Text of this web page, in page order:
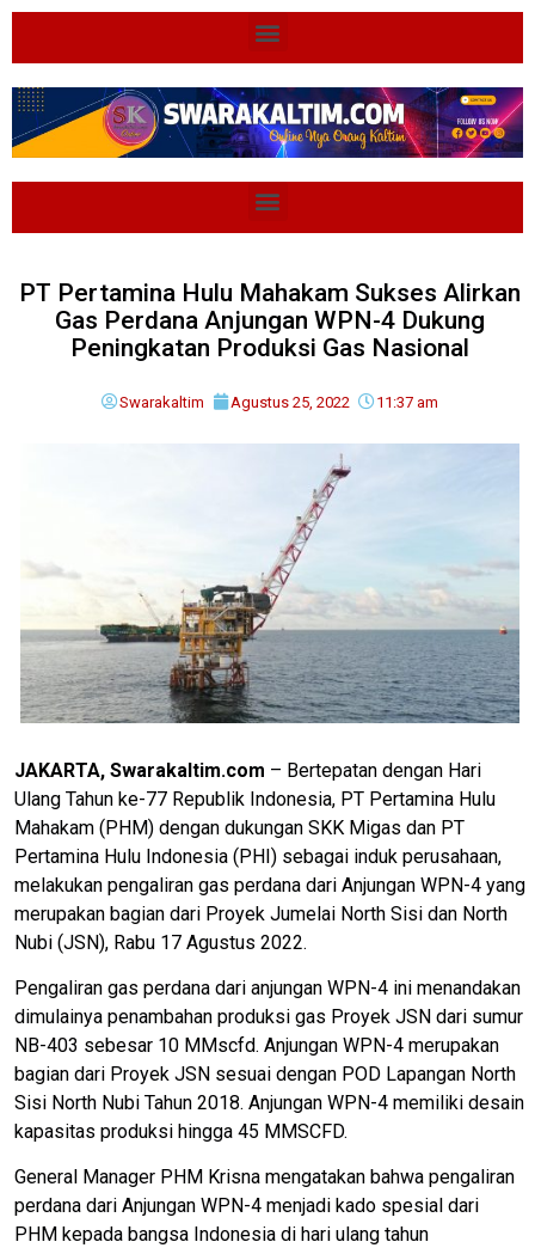
PT Pertamina Hulu Mahakam Sukses Alirkan
Gas Perdana Anjungan WPN-4 Dukung
Peningkatan Produksi Gas Nasional
Swarakaltim Agustus 25, 2022 11:37 am
JAKARTA, Swarakaltim.com – Bertepatan dengan Hari
Ulang Tahun ke-77 Republik Indonesia, PT Pertamina Hulu
Mahakam (PHM) dengan dukungan SKK Migas dan PT
Pertamina Hulu Indonesia (PHI) sebagai induk perusahaan,
melakukan pengaliran gas perdana dari Anjungan WPN-4 yang
merupakan bagian dari Proyek Jumelai North Sisi dan North
Nubi (JSN), Rabu 17 Agustus 2022.
Pengaliran gas perdana dari anjungan WPN-4 ini menandakan
dimulainya penambahan produksi gas Proyek JSN dari sumur
NB-403 sebesar 10 MMscfd. Anjungan WPN-4 merupakan
bagian dari Proyek JSN sesuai dengan POD Lapangan North
Sisi North Nubi Tahun 2018. Anjungan WPN-4 memiliki desain
kapasitas produksi hingga 45 MMSCFD.
General Manager PHM Krisna mengatakan bahwa pengaliran
perdana dari Anjungan WPN-4 menjadi kado spesial dari
PHM kepada bangsa Indonesia di hari ulang tahun